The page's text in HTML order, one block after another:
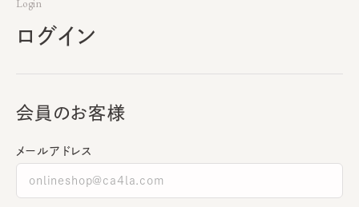
Login
ログイン
会員のお客様
メールアドレス